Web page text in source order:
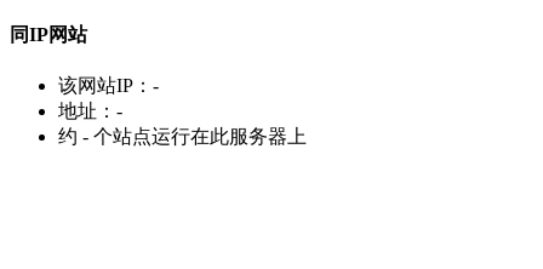
同IP网站
该网站IP： -
地址： -
约 - 个站点运行在此服务器上